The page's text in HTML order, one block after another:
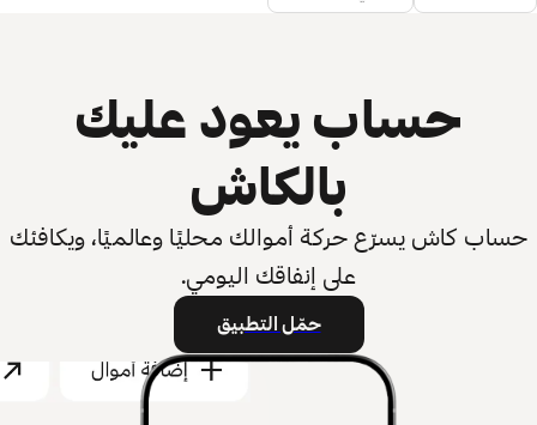
حساب يعود عليك
بالكاش
حساب كاش يسرّع حركة أموالك محليًا وعالميًا، ويكافئك
على إنفاقك اليومي.
حمّل التطبيق